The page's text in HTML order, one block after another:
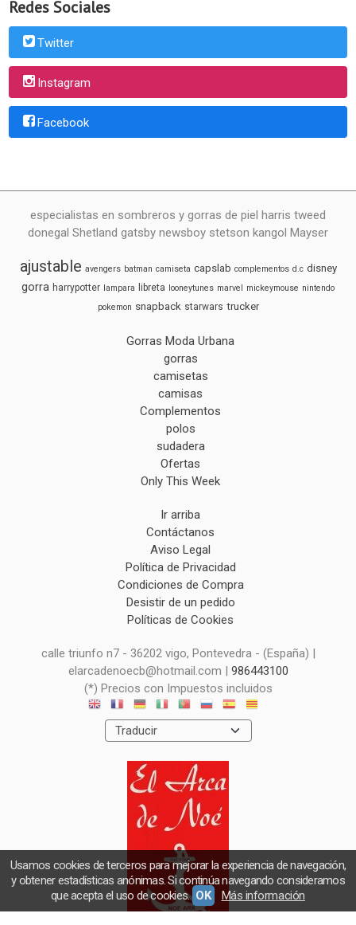
Redes Sociales
Twitter
Instagram
Facebook
especialistas en sombreros y gorras de piel harris tweed
donegal Shetland gatsby newsboy stetson kangol Mayser
ajustable avengers batman camiseta capslab complementos d.c disney
gorra harrypotter lampara libreta looneytunes marvel mickeymouse nintendo
pokemon snapback starwars trucker
Gorras Moda Urbana
gorras
camisetas
camisas
Complementos
polos
sudadera
Ofertas
Only This Week
Ir arriba
Contáctanos
Aviso Legal
Política de Privacidad
Condiciones de Compra
Desistir de un pedido
Políticas de Cookies
calle triunfo n7 - 36202 vigo, Pontevedra - (España) |
elarcadenoecb@hotmail.com | 986443100
(*) Precios con Impuestos incluidos
Usamos cookies de terceros para mejorar la experiencia de navegación,
y obtener estadísticas anónimas. Si continúa navegando consideramos
que acepta el uso de cookies. OK Más información